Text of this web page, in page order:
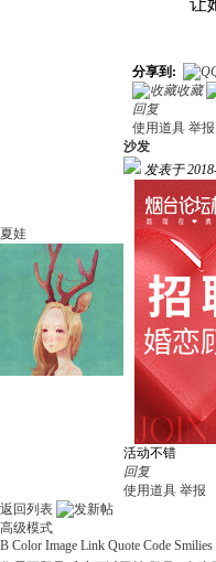
让
分享到:
收藏
回复
使用道具 举报
夏娃
沙发
发表于
活动不错
回复
使用道具 举报
返回列表
高级模式
B Color Image Link Quote Code Smilies